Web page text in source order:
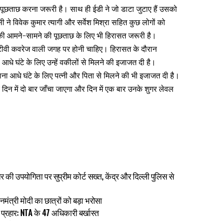
करना जरूरी है। साथ ही ईडी ने जो डाटा जुटाए हैं उसको
विवेक कुमार त्यागी और सर्वेश मिश्रा सहित कुछ लोगों को
आमने-सामने की पूछताछ के लिए भी हिरासत जरूरी है।
कवरेजवाली जगह पर होनी चाहिए। हिरासत के दौरान
आधे घंटे के लिए उन्हें वकीलों से मिलने की इजाजत दी है।
आधे घंटे के लिए पत्नी और पिता से मिलने की भी इजाजत दी है।
में दो बार जाँचा जाएगा और दिन में एक बार उनके शुगर लेवल
की उपयोगिता पर सुप्रीम कोर्ट सख्त, केंद्र और दिल्ली पुलिस से
मोदी का छात्रों को बड़ा भरोसा
NTA के 47 अधिकारी बर्खास्त